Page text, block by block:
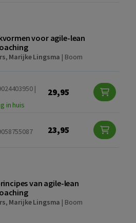
voor agile-lean
, Marijke Lingsma | Boom
|
in huis
29,95
23,95
van agile-lean
, Marijke Lingsma | Boom